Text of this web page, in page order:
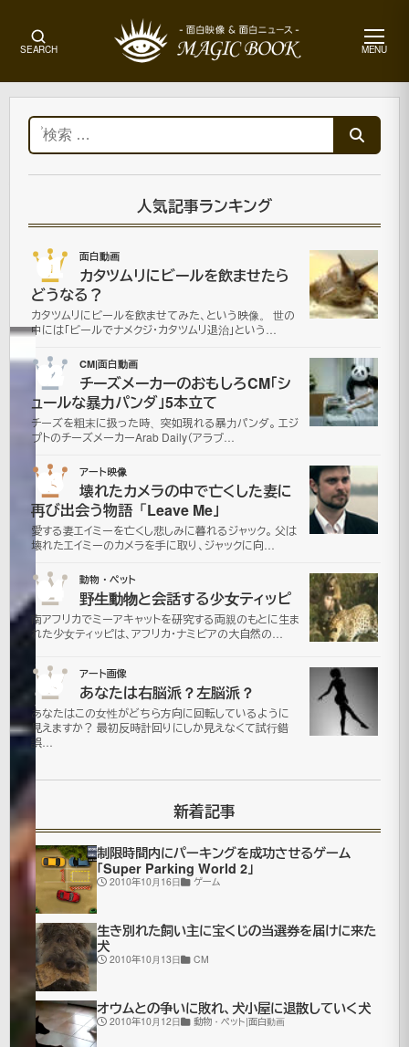
SEARCH MENU
メ
ュ
ー
ー
ト|面
か
わ
い
い
巨
グ
モ
が
追
い
か
け
て
く
る
ー
ッ
検
索:
人気記事ランキング
01 面白動画
カタツムリにビールを飲ませたら
どうなる？
カタツムリにビールを飲ませてみた、という映像。 世の
中には「ビールでナメクジ・カタツムリ退治」という…
02 CM|面白動画
チーズメーカーのおもしろCM「シ
ュールな暴力パンダ」5本立て
チーズを粗末に扱った時、突如現れる暴力パンダ。 エジ
プトのチーズメーカーArab Daily（アラブ…
03 アート映像
壊れたカメラの中で亡くした妻に
再び出会う物語「Leave Me」
愛する妻エイミーを亡くし悲しみに暮れるジャック。 父は
壊れたエイミーのカメラを手に取り、ジャックに向…
04 動物・ペット
野生動物と会話する少女ティッピ
南アフリカでミーアキャットを研究する両親のもとに生ま
れた少女ティッピは、アフリカ・ナミビアの大自然の…
05 アート画像
あなたは右脳派？左脳派？
あなたはこの女性がどちら方向に回転しているように
見えますか？ 最初反時計回りにしか見えなくて試行錯
誤…
新着記事
制限時間内にパーキングを成功させるゲーム
「Super Parking World 2」
2010年10月16日 ゲーム
生き別れた飼い主に宝くじの当選券を届けに来た
犬
2010年10月13日 CM
オウムとの争いに敗れ、犬小屋に退散していく犬
2010年10月12日 動物・ペット|面白動画